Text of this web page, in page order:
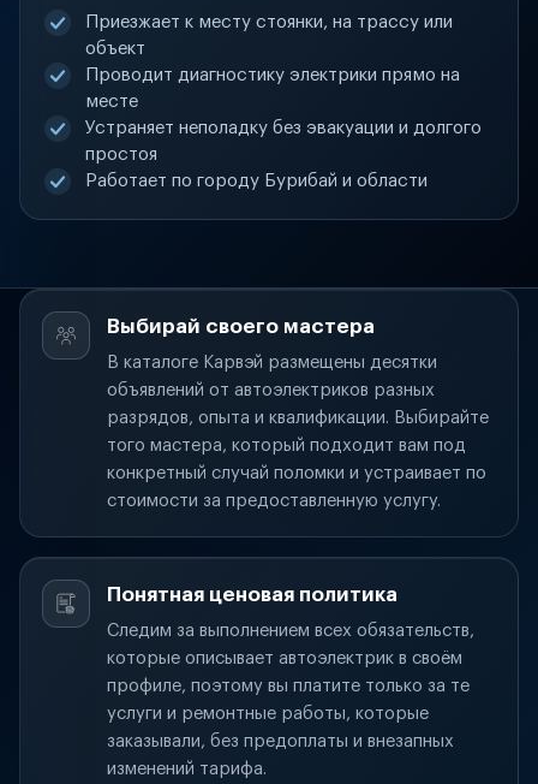
Приезжает к месту стоянки, на трассу или
объект
Проводит диагностику электрики прямо на
месте
Устраняет неполадку без эвакуации и долгого
простоя
Работает по городу Бурибай и области
Выбирай своего мастера
В каталоге Карвэй размещены десятки
объявлений от автоэлектриков разных
разрядов, опыта и квалификации. Выбирайте
того мастера, который подходит вам под
конкретный случай поломки и устраивает по
стоимости за предоставленную услугу.
Понятная ценовая политика
Следим за выполнением всех обязательств,
которые описывает автоэлектрик в своём
профиле, поэтому вы платите только за те
услуги и ремонтные работы, которые
заказывали, без предоплаты и внезапных
изменений тарифа.